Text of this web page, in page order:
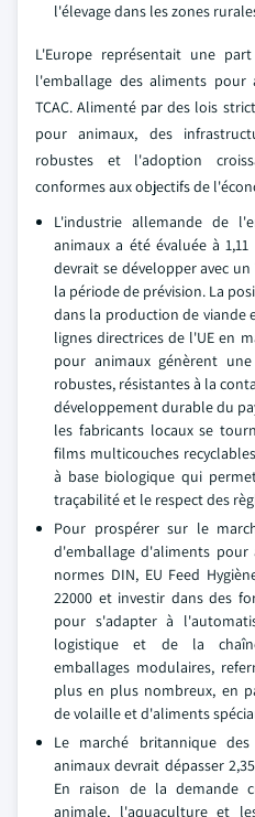
l'élevage dans les zones
L'Europe représentait une
l'emballage des aliments
TCAC. Alimenté par des lois
pour animaux, des
robustes et l'adoption
conformes aux objectifs de
L'industrie allemande de
animaux a été évaluée à
devrait se développer avec
la période de prévision. La
dans la production de viande
lignes directrices de l'UE en
pour animaux génèrent
robustes, résistantes à la
développement durable du
les fabricants locaux se
films multicouches
à base biologique qui
traçabilité et le respect des
Pour prospérer sur le
d'emballage d'aliments pour
normes DIN, EU Feed
22000 et investir dans des
pour s'adapter à
logistique et de la
emballages modulaires,
plus en plus nombreux, en
de volaille et d'aliments
Le marché britannique
animaux devrait dépasser
En raison de la demande
animale, l'aquaculture et